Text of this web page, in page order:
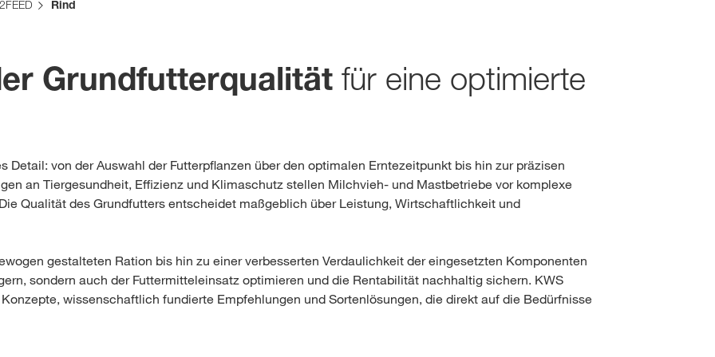
Kontakt für Investoren
Portrait
Mediathek
Local products & services?
Rind
Grundfutterqualität für eine optimierte
Detail: von der Auswahl der Futterpflanzen über den optimalen Erntezeitpunkt bis hin zur präzisen
an Tiergesundheit, Effizienz und Klimaschutz stellen Milchvieh- und Mastbetriebe vor komplexe
Qualität des Grundfutters entscheidet maßgeblich über Leistung, Wirtschaftlichkeit und
gestalteten Ration bis hin zu einer verbesserten Verdaulichkeit der eingesetzten Komponenten
sondern auch der Futtermitteleinsatz optimieren und die Rentabilität nachhaltig sichern. KWS
wissenschaftlich fundierte Empfehlungen und Sortenlösungen, die direkt auf die Bedürfnisse